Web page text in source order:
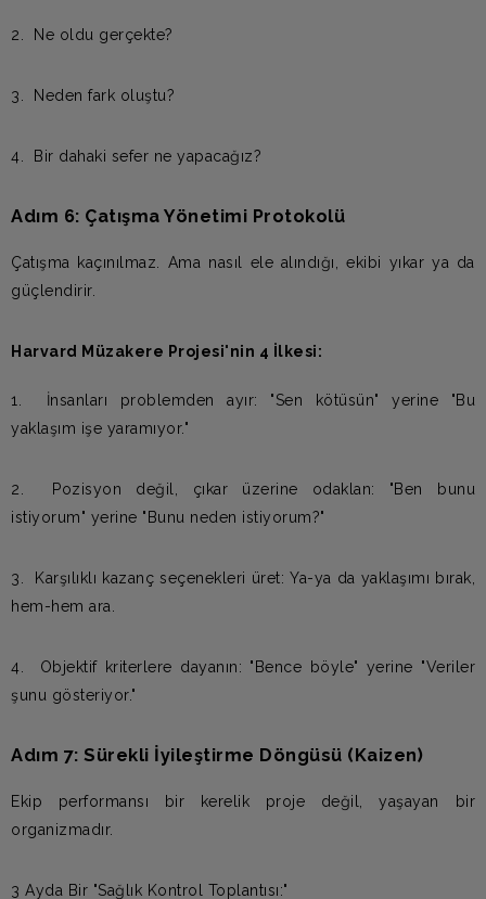
2. Ne oldu gerçekte?
3. Neden fark oluştu?
4. Bir dahaki sefer ne yapacağız?
Adım 6: Çatışma Yönetimi Protokolü
Çatışma kaçınılmaz. Ama nasıl ele alındığı, ekibi yıkar ya da
güçlendirir.
Harvard Müzakere Projesi'nin 4 İlkesi:
1. İnsanları problemden ayır: "Sen kötüsün" yerine "Bu
yaklaşım işe yaramıyor."
2. Pozisyon değil, çıkar üzerine odaklan: "Ben bunu
istiyorum" yerine "Bunu neden istiyorum?"
3. Karşılıklı kazanç seçenekleri üret: Ya-ya da yaklaşımı bırak,
hem-hem ara.
4. Objektif kriterlere dayanın: "Bence böyle" yerine "Veriler
şunu gösteriyor."
Adım 7: Sürekli İyileştirme Döngüsü (Kaizen)
Ekip performansı bir kerelik proje değil, yaşayan bir
organizmadır.
3 Ayda Bir "Sağlık Kontrol Toplantısı:"